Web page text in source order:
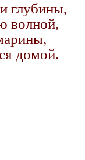
глубины,
волной,
домой.